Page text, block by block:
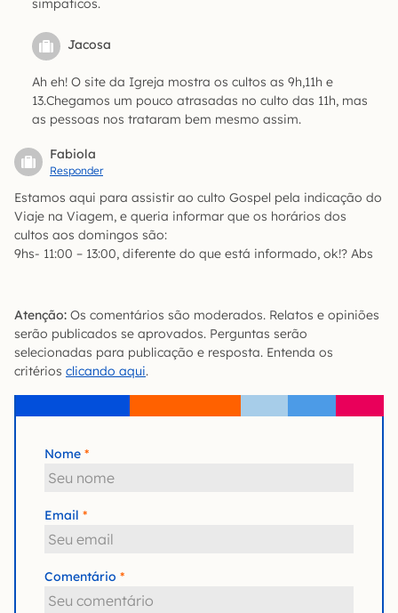
simpaticos.
Jacosa
Ah eh! O site da Igreja mostra os cultos as 9h,11h e
13.Chegamos um pouco atrasadas no culto das 11h, mas
as pessoas nos trataram bem mesmo assim.
Fabiola
Responder
Estamos aqui para assistir ao culto Gospel pela indicação do
Viaje na Viagem, e queria informar que os horários dos
cultos aos domingos são:
9hs- 11:00 – 13:00, diferente do que está informado, ok!? Abs
Atenção: Os comentários são moderados. Relatos e opiniões
serão publicados se aprovados. Perguntas serão
selecionadas para publicação e resposta. Entenda os
critérios clicando aqui.
Nome
Email
Comentário